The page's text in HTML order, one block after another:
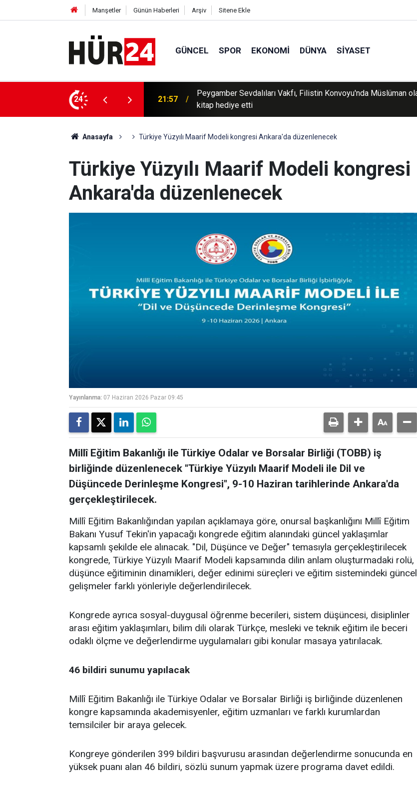
Manşetler Günün Haberleri Arşiv Sitene Ekle
GÜNCEL SPOR EKONOMI DÜNYA SIYASET
24
Konvoyu'nda Müslüman olan Sebastian'a
21:43 Mardin'de bir iş yeri daha silahlı saldırıya uğradı
Anasayfa Türkiye Yüzyılı Maarif Modeli kongresi Ankara'da düzenlenecek
Türkiye Yüzyılı Maarif Modeli kongresi
Ankara'da düzenlenecek
Yayınlanma: 07 Haziran 2026 Pazar 09:45
Millî Eğitim Bakanlığı ile Türkiye Odalar ve Borsalar Birliği (TOBB) iş
birliğinde düzenlenecek "Türkiye Yüzyılı Maarif Modeli ile Dil ve
Düşüncede Derinleşme Kongresi", 9-10 Haziran tarihlerinde Ankara'da
gerçekleştirilecek.
Millî Eğitim Bakanlığından yapılan açıklamaya göre, onursal başkanlığını Millî Eğitim
Bakanı Yusuf Tekin'in yapacağı kongrede eğitim alanındaki güncel yaklaşımlar
kapsamlı şekilde ele alınacak. "Dil, Düşünce ve Değer" temasıyla gerçekleştirilecek
kongrede, Türkiye Yüzyılı Maarif Modeli kapsamında dilin anlam oluşturmadaki rolü,
düşünce eğitiminin dinamikleri, değer edinimi süreçleri ve eğitim sistemindeki güncel
gelişmeler farklı yönleriyle değerlendirilecek.
Kongrede ayrıca sosyal-duygusal öğrenme becerileri, sistem düşüncesi, disiplinler
arası eğitim yaklaşımları, bilim dili olarak Türkçe, mesleki ve teknik eğitim ile beceri
odaklı ölçme ve değerlendirme uygulamaları gibi konular masaya yatırılacak.
46 bildiri sunumu yapılacak
Millî Eğitim Bakanlığı ile Türkiye Odalar ve Borsalar Birliği iş birliğinde düzenlenen
kongre kapsamında akademisyenler, eğitim uzmanları ve farklı kurumlardan
temsilciler bir araya gelecek.
Kongreye gönderilen 399 bildiri başvurusu arasından değerlendirme sonucunda en
yüksek puanı alan 46 bildiri, sözlü sunum yapmak üzere programa davet edildi.